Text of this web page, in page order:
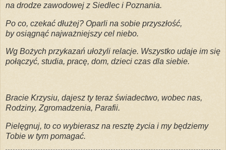
na drodze zawodowej z Siedlec i Poznania.
Po co, czekać dłużej? Oparli na sobie przyszłość,
by osiągnąć najważniejszy cel niebo.
Wg Bożych przykazań ułożyli relacje. Wszystko udaje im się
połączyć, studia, pracę, dom, dzieci czas dla siebie.
Bracie Krzysiu, dajesz ty teraz świadectwo, wobec nas,
Rodziny, Zgromadzenia, Parafii.
Pielęgnuj, to co wybierasz na resztę życia i my będziemy
Tobie w tym pomagać.